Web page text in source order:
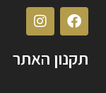
תקנון האתר